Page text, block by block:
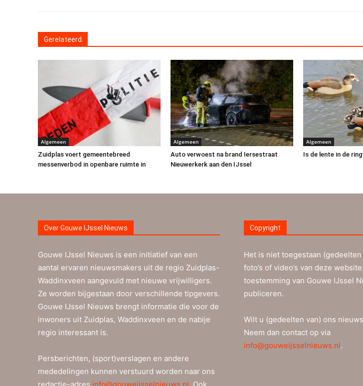
Gerelateerd
Algemeen
Zuidplas voert gemeentebreed
messenverbod in openbare ruimte in
Algemeen
Auto verwoest na brand Iersestraat
Nieuwerkerk aan den IJssel
Algemeen
Is de lente in de
Over Gouwe IJssel Nieuws
Gouwe IJssel Nieuws is een initiatief van een
aantal ervaren nieuwsmakers uit de regio Zuidplas-
Waddinxveen aangevuld met nieuwe vrijwilligers.
Ze worden bijgestaan door verschillende tipgevers.
Gouwe IJssel Nieuws brengt informatie die voor de
inwoners uit Zuidplas, Waddinxveen en de nabije
regio interessant is.
Persberichten, (sport)verslagen en andere
mededelingen kunnen verstuurd worden naar ons
redactie-adres info@gouweijsselnieuws.nl . Ook
Copyright
Het is niet toegestaan
foto’s of video’s van deze
toestemming van Gouwe IJssel
publiceren.
Wilt u (gedeelten van) ons
Neem dan contact op via
info@gouweijsselnieuws.nl.